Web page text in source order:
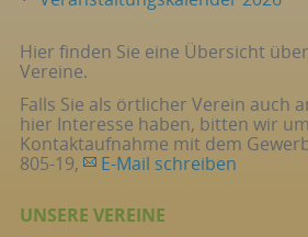
Hier finden Sie eine Übersicht
Vereine.
Falls Sie als örtlicher Verein auch
hier Interesse haben, bitten wir
Kontaktaufnahme mit dem
805-19,
E-Mail schreiben
UNSERE VEREINE